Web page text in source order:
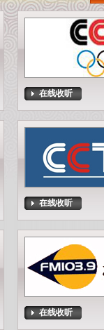
在线收听
在线收听
在线收听